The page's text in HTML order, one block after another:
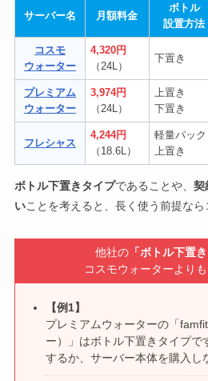
水が出るところをたまにアルコール
す。
夫がコーヒーやスープを入れる時、
本体を拭くのは少し面倒ではあります
サーバー名 月額料金
ボトル
設置方法
コスモ
ウォーター
4,320円
（24L）
下置き
プレミアム
ウォーター
3,974円
（24L）
上置き
下置き
フレシャス
4,244円
（18.6L）
軽量パック
上置き
ボトル下置きタイプであることや、 契
いことを考えると、長く使う前提なら
他社の 「ボトル下置
コスモウォーターより
【例1】
プレミアムウォーターの「
ー）」はボトル下置きタイプで
するか、サーバー本体を購入し